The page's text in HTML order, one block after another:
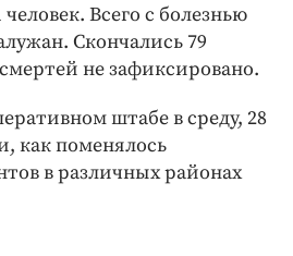
Всего с болезнью
Скончались 79
не зафиксировано.
штабе в среду, 28
как поменялось
в различных районах